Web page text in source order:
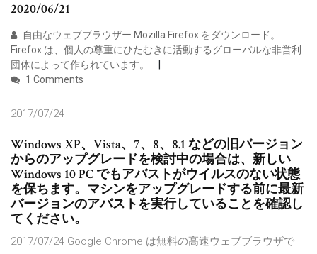
2020/06/21
自由なウェブブラウザー Mozilla Firefox をダウンロード。
Firefox は、個人の尊重にひたむきに活動するグローバルな非営利
団体によって作られています。
1 Comments
2017/07/24
Windows XP、Vista、7、8、8.1 などの旧バージョン
からのアップグレードを検討中の場合は、新しい
Windows 10 PC でもアバストがウイルスのない状態
を保ちます。マシンをアップグレードする前に最新
バージョンのアバストを実行していることを確認し
てください。
2017/07/24 Google Chrome は無料の高速ウェブブラウザで